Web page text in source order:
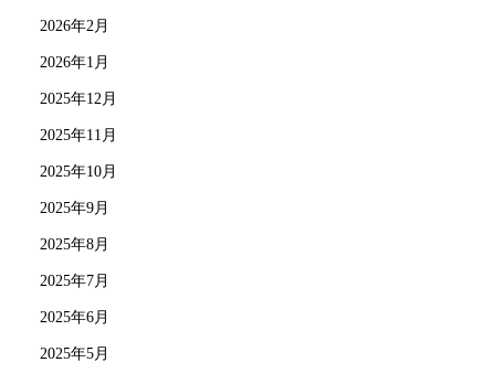
2026年2月
2026年1月
2025年12月
2025年11月
2025年10月
2025年9月
2025年8月
2025年7月
2025年6月
2025年5月